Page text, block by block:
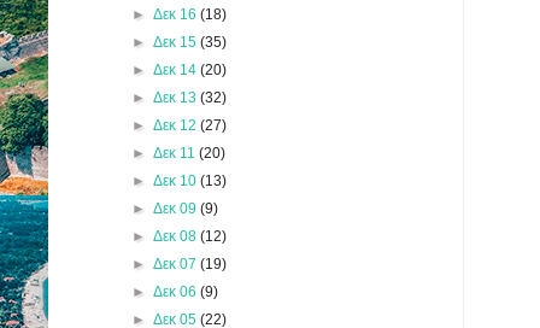
► Δεκ 16 (18)
► Δεκ 15 (35)
► Δεκ 14 (20)
► Δεκ 13 (32)
► Δεκ 12 (27)
► Δεκ 11 (20)
► Δεκ 10 (13)
► Δεκ 09 (9)
► Δεκ 08 (12)
► Δεκ 07 (19)
► Δεκ 06 (9)
► Δεκ 05 (22)